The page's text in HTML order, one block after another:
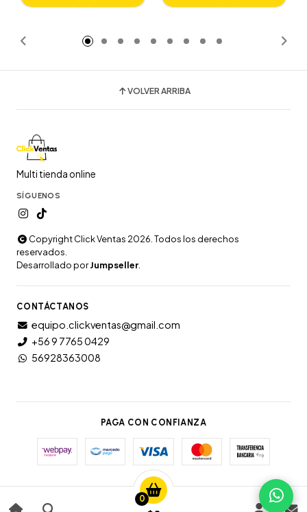
0
VOLVER ARRIBA
Multi tienda online
SÍGUENOS
Copyright Click Ventas 2026. Todos los derechos
reservados.
Desarrollado porJumpseller
CONTÁCTANOS
equipo.clickventas@gmail.com
+56 9 7765 0429
56928363008
PAGA CON CONFIANZA